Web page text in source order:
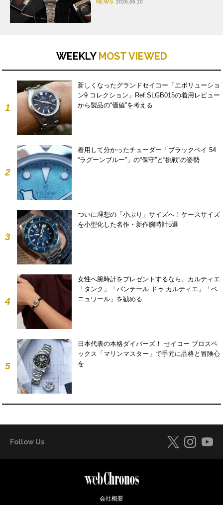
NEWS 2026.06.10
WEEKLY MOST VIEWED
1
新しくなったグランドセイコー「エボリューショ
ン9 コレクション」Ref.SLGB015の着用レビュー
から製品の“価値”を考える
2
着用して分かったチューダー「ブラックベイ 54
“ラグーンブルー”」の“保守”と“挑戦”の姿勢
3
ついに理想の「小ぶり」サイズへ！ケースサイズ
を小型化した名作・新作腕時計5選
4
女性へ腕時計をプレゼントするなら。カルティエ
「タンク」「パンテール ドゥ カルティエ」「ベ
ニュワール」を勧める
5
日本代表の本格ダイバーズ！ セイコー プロスペ
ックス「マリンマスター」で手元に品格と冒険心
を
Follow Us
会社概要